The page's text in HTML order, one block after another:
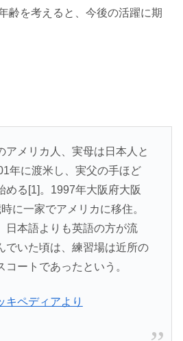
齢を考えると、今後の活躍に期
アメリカ人、実母は日本人と
年に渡米し、実父の手ほど
める[1]。1997年大阪府大阪
に一家でアメリカに移住。
日本語よりも英語の方が流
でいた頃は、練習場は近所の
ートであったという。
ペディアより